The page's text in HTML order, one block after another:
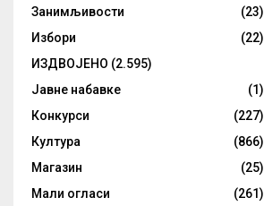
Занимљивости
(23)
Избори
(22)
ИЗДВОЈЕНО (2.595)
Јавне набавке
(1)
Конкурси
(227)
Култура
(866)
Магазин
(25)
Мали огласи
(261)